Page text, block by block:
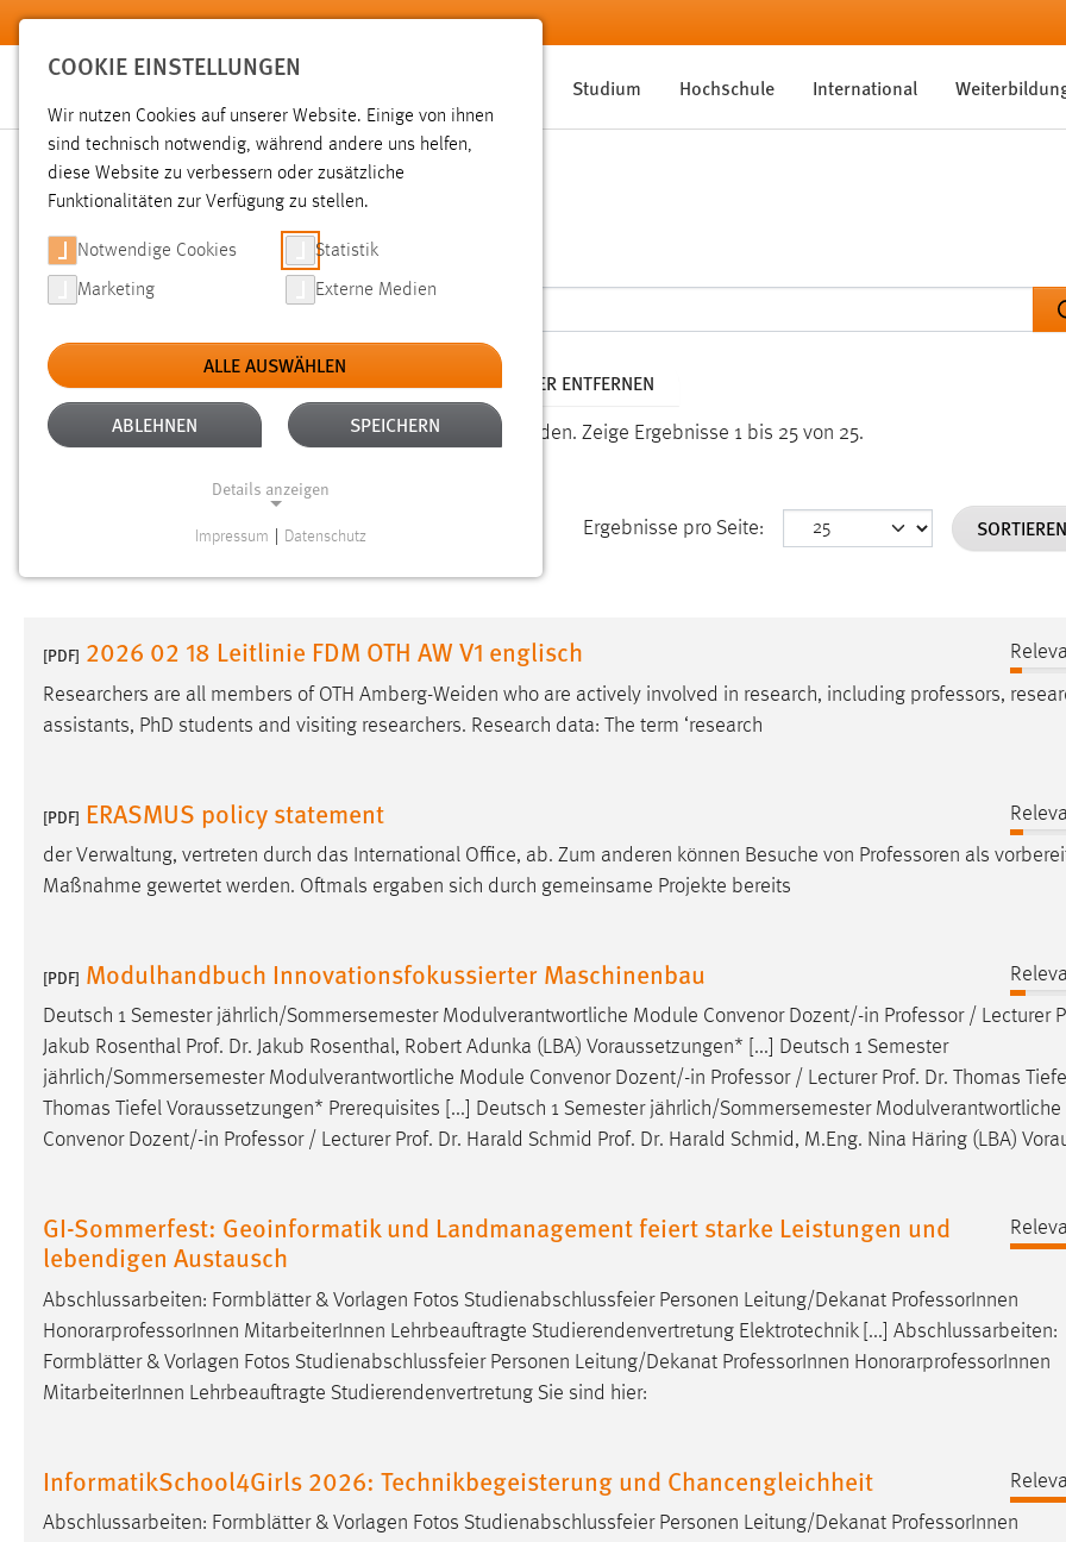
Zum Hauptinhalt springen
Studium Hochschule International
SUCHE
Aktive Filter: ALTER: 1 WOCHE BIS 1 MONAT ALLE FILTER ENTFERNEN
Gesucht nach "professoren". Es wurden 25 Ergebnisse gefunden. Zeige Ergebnisse 1 bis 25 von 25.
Ergebnisse pro Seite:
[PDF] 2026 02 18 Leitlinie FDM OTH AW V1 englisch
Researchers are all members of OTH Amberg-Weiden who are actively involved in research, including professors,
assistants, PhD students and visiting researchers. Research data: The term ‘research
[PDF] ERASMUS policy statement
der Verwaltung, vertreten durch das International Office, ab. Zum anderen können Besuche von Professoren als
Maßnahme gewertet werden. Oftmals ergaben sich durch gemeinsame Projekte bereits
[PDF] Modulhandbuch Innovationsfokussierter Maschinenbau
Deutsch 1 Semester jährlich/Sommersemester Modulverantwortliche Module Convenor Dozent/-in Professor/ Lecturer
Jakub Rosenthal Prof. Dr. Jakub Rosenthal, Robert Adunka (LBA) Voraussetzungen* [...] Deutsch 1 Semester
jährlich/Sommersemester Modulverantwortliche Module Convenor Dozent/-in Professor/ Lecturer Prof. Dr. Thomas
Thomas Tiefel Voraussetzungen* Prerequisites [...] Deutsch 1 Semester jährlich/Sommersemester
Convenor Dozent/-in Professor/ Lecturer Prof. Dr. Harald Schmid Prof. Dr. Harald Schmid, M.Eng. Nina Häring (LBA)
GI-Sommerfest: Geoinformatik und Landmanagement feiert starke Leistungen und
lebendigen Austausch
Abschlussarbeiten: Formblätter & Vorlagen Fotos Studienabschlussfeier Personen Leitung/Dekanat ProfessorInnen
HonorarprofessorInnen MitarbeiterInnen Lehrbeauftragte Studierendenvertretung Elektrotechnik [...] Abschlussarbeiten:
Formblätter & Vorlagen Fotos Studienabschlussfeier Personen Leitung/Dekanat ProfessorInnen HonorarprofessorInnen
MitarbeiterInnen Lehrbeauftragte Studierendenvertretung Sie sind hier:
InformatikSchool4Girls 2026: Technikbegeisterung und Chancengleichheit
Abschlussarbeiten: Formblätter & Vorlagen Fotos Studienabschlussfeier Personen Leitung/Dekanat ProfessorInnen
COOKIE EINSTELLUNGEN
Wir nutzen Cookies auf unserer Website. Einige von ihnen
sind technisch notwendig, während andere uns helfen,
diese Website zu verbessern oder zusätzliche
Funktionalitäten zur Verfügung zu stellen.
Notwendige Cookies Statistik
Marketing Externe Medien
ALLE AUSWÄHLEN
ABLEHNEN SPEICHERN
Details anzeigen
Website erforderlich.
Einverständnis
Zweck:
Dieser Cookie speichert die
ausgewählten Einverständnis-Optionen
des Benutzers
Cookie Laufzeit: 1 Jahr
Performance
Name: staticfilecache
Zweck:
Für performante Seitenauslieferung wird
in diesem Cookie gespeichert, ob man
eingeloggt ist.
Name: site-language-preference
Zweck:
Sprache der Website.
Cookie Laufzeit:
mibew_locale, mibew-chat-frame-style-
5e9dbeb1811c0446
Impressum Datenschutz